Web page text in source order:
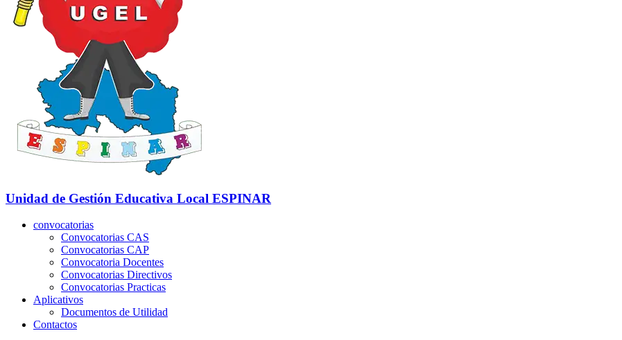
Unidad de Gestión Educativa Local ESPINAR
convocatorias
Convocatorias CAS
Convocatorias CAP
Convocatoria Docentes
Convocatorias Directivos
Convocatorias Practicas
Aplicativos
Documentos de Utilidad
Contactos